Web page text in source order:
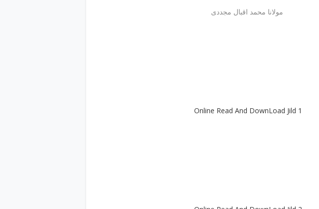
Online Read And DownLoad Jild 1